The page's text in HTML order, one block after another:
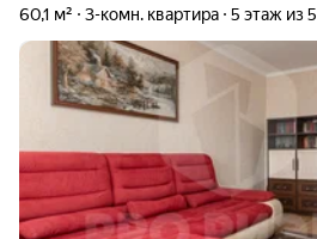
60,1 м² 3-комн. квартира 5 этаж из 5